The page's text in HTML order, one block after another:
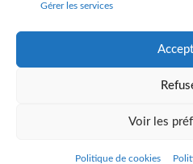
Gérer les services
Voir les
Politique de cookies
en savoir plus sur la gestion
et pour exercer vos droits,
politique de confidentialité
2016 Commune de Hangenbieten -